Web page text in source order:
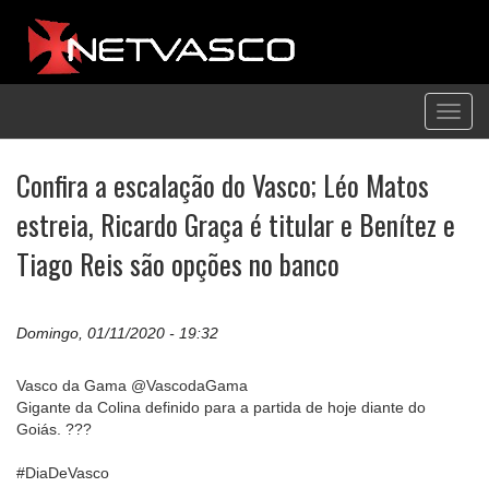
Confira a escalação do Vasco; Léo Matos
estreia, Ricardo Graça é titular e Benítez e
Tiago Reis são opções no banco
Domingo, 01/11/2020 - 19:32
Vasco da Gama @VascodaGama
Gigante da Colina definido para a partida de hoje diante do
Goiás. ???
#DiaDeVasco